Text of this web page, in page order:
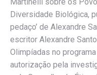
Diversidade Biológica,
pedaço’ de Alexandre
escritor Alexandre
Olimpíadas no
autorização pela